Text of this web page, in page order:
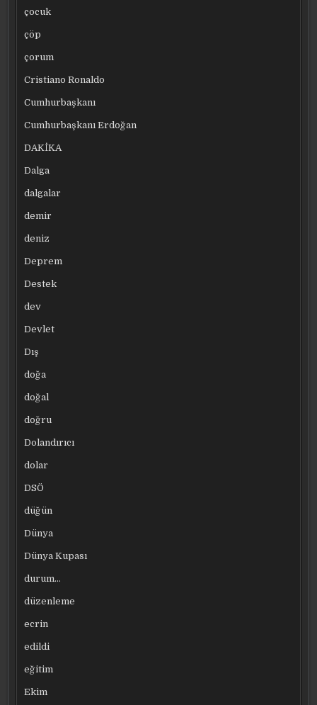
çocuk
çöp
çorum
Cristiano Ronaldo
Cumhurbaşkanı
Cumhurbaşkanı Erdoğan
DAKİKA
Dalga
dalgalar
demir
deniz
Deprem
Destek
dev
Devlet
Dış
doğa
doğal
doğru
Dolandırıcı
dolar
DSÖ
düğün
Dünya
Dünya Kupası
durum…
düzenleme
ecrin
edildi
eğitim
Ekim